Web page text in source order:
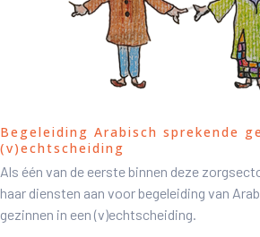
Begeleiding Arabisch sprekende
(v)echtscheiding
Als één van de eerste binnen deze
haar diensten aan voor begeleiding van
gezinnen in een (v)echtscheiding.